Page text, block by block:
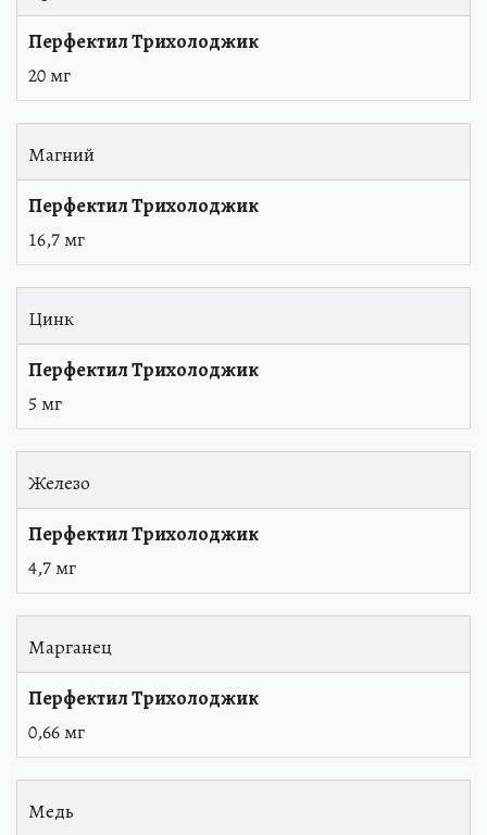
20 мг
Магний
16,7 мг
Цинк
5 мг
Железо
4,7 мг
Марганец
0,66 мг
Медь